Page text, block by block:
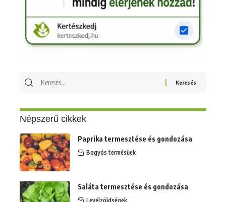
Népszerű cikkek
Paprika termesztése és gondozása
Bogyós termésűek
Saláta termesztése és gondozása
Levélzöldségek